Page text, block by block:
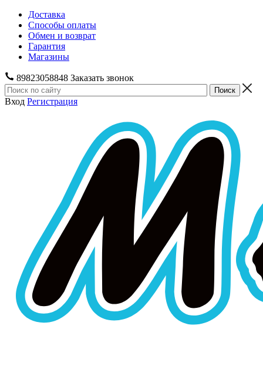
Доставка
Способы оплаты
Обмен и возврат
Гарантия
Магазины
89823058848 Заказать звонок
Вход Регистрация